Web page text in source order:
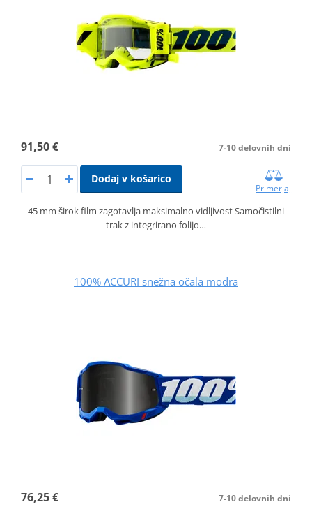
91,50 € 7-10 delovnih dni
Dodaj v košarico
Primerjaj
45 mm širok film zagotavlja maksimalno vidljivost Samočistilni
trak z integrirano folijo…
100% ACCURI snežna očala modra
76,25 € 7-10 delovnih dni